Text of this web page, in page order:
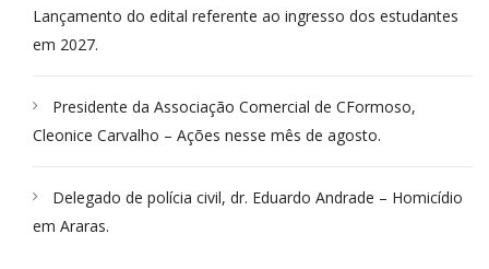
Lançamento do edital referente ao ingresso dos estudantes
em 2027.
Presidente da Associação Comercial de CFormoso,
Cleonice Carvalho – Ações nesse mês de agosto.
Delegado de polícia civil, dr. Eduardo Andrade – Homicídio
em Araras.